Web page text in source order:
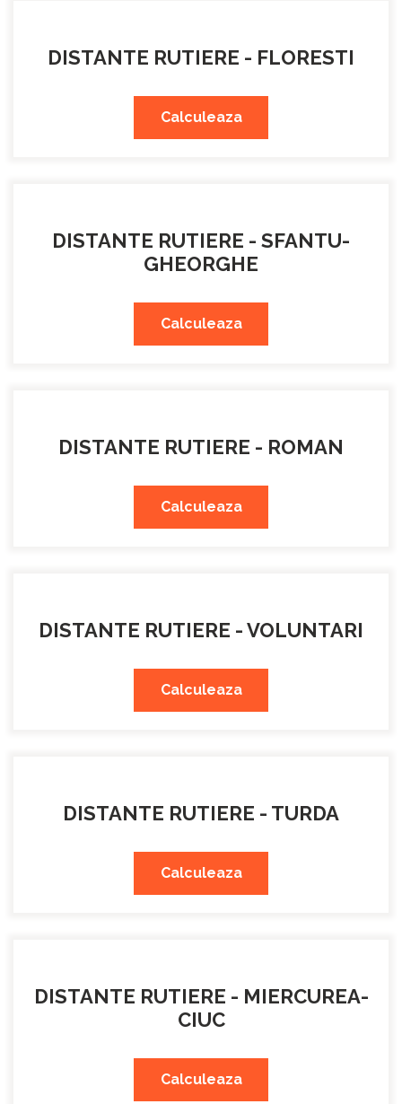
DISTANTE RUTIERE - FLORESTI
Calculeaza
DISTANTE RUTIERE - SFANTU-
GHEORGHE
Calculeaza
DISTANTE RUTIERE - ROMAN
Calculeaza
DISTANTE RUTIERE - VOLUNTARI
Calculeaza
DISTANTE RUTIERE - TURDA
Calculeaza
DISTANTE RUTIERE - MIERCUREA-
CIUC
Calculeaza